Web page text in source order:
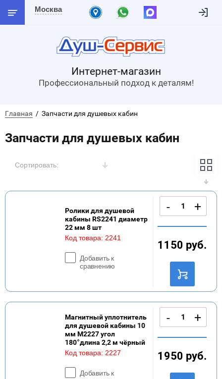
Москва
Интернет-магазин
Профессиональный подход к деталям!
Главная
  /  Запчасти для душевых кабин
Запчасти для душевых кабин
Сортировать:
Код товара: 2241
Добавить к
сравнению
Ролики для душевой
кабины RS2241 диаметр
22 мм 8 шт
- +
1150 руб.
Код товара: 2227
Добавить к
Магнитный уплотнитель
для душевой кабины 10
мм M2227 угол
180°длина 2,2 м чёрный
- +
1950 руб.